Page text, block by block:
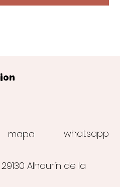
whatsapp
Alhaurín de la
mapa